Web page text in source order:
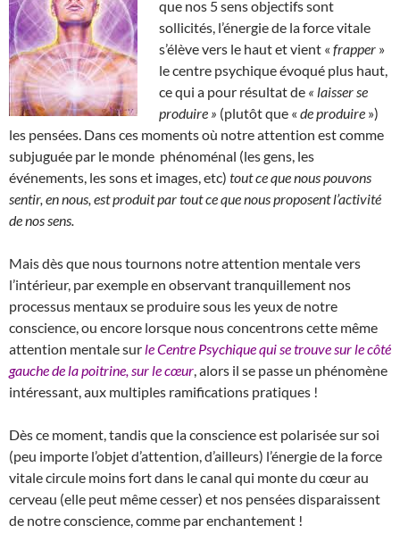
que nos 5 sens objectifs sont
sollicités, l’énergie de la force vitale
s’élève vers le haut et vient « frapper »
le centre psychique évoqué plus haut,
ce qui a pour résultat de « laisser se
produire » (plutôt que « de produire »)
les pensées. Dans ces moments où notre attention est comme
subjuguée par le monde phénoménal (les gens, les
événements, les sons et images, etc) tout ce que nous pouvons
sentir, en nous, est produit par tout ce que nous proposent l’activité
de nos sens.
Mais dès que nous tournons notre attention mentale vers
l’intérieur, par exemple en observant tranquillement nos
processus mentaux se produire sous les yeux de notre
conscience, ou encore lorsque nous concentrons cette même
attention mentale sur le Centre Psychique qui se trouve sur le côté
gauche de la poitrine, sur le cœur , alors il se passe un phénomène
intéressant, aux multiples ramifications pratiques !
Dès ce moment, tandis que la conscience est polarisée sur soi
(peu importe l’objet d’attention, d’ailleurs) l’énergie de la force
vitale circule moins fort dans le canal qui monte du cœur au
cerveau (elle peut même cesser) et nos pensées disparaissent
de notre conscience, comme par enchantement !